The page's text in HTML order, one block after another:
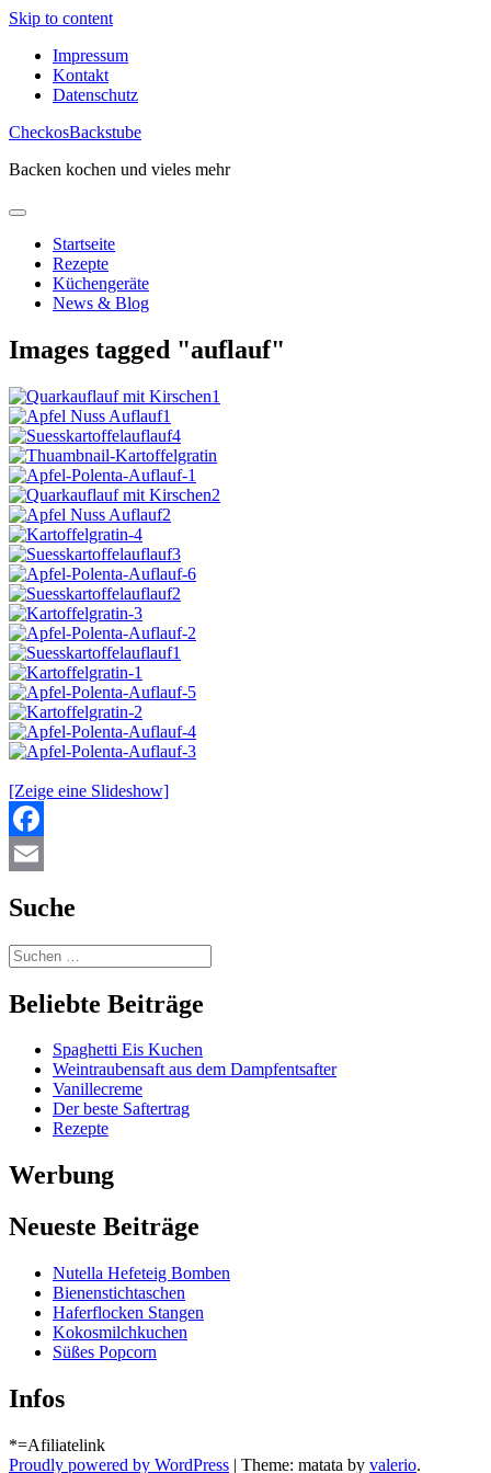
Skip to content
Impressum
Kontakt
Datenschutz
CheckosBackstube
Backen kochen und vieles mehr
Startseite
Rezepte
Küchengeräte
News & Blog
Images tagged "auflauf"
[Zeige eine Slideshow]
Facebook
Suche
Beliebte Beiträge
Spaghetti Eis Kuchen
Weintraubensaft aus dem Dampfentsafter
Vanillecreme
Der beste Saftertrag
Rezepte
Werbung
Neueste Beiträge
Nutella Hefeteig Bomben
Bienenstichtaschen
Haferflocken Stangen
Kokosmilchkuchen
Süßes Popcorn
Infos
*=Afiliatelink
Proudly powered by WordPress | Theme: matata by valerio.